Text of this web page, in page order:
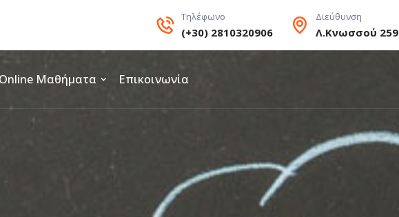
Τηλέφωνο
(+30) 2810320906
Διεύθυνση
Λ.Κνωσσού
Online Μαθήματα Επικοινωνία